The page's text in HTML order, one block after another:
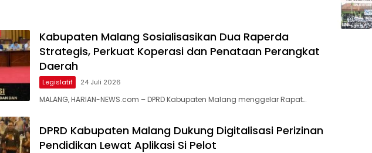
Kabupaten Malang Sosialisasikan Dua Raperda
Strategis, Perkuat Koperasi dan Penataan Perangkat
Daerah
Legislatif 24 Juli 2026
MALANG, HARIAN-NEWS.com – DPRD Kabupaten Malang menggelar Rapat…
DPRD Kabupaten Malang Dukung Digitalisasi Perizinan
Pendidikan Lewat Aplikasi Si Pelot